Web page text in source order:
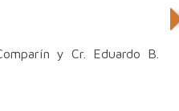
y Cr. Eduardo B.